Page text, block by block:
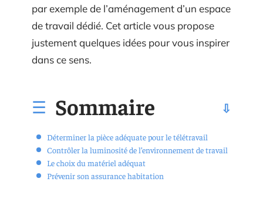
par exemple de l’aménagement d’un espace
de travail dédié. Cet article vous propose
justement quelques idées pour vous inspirer
dans ce sens.
Sommaire
Déterminer la pièce adéquate pour le télétravail
Contrôler la luminosité de l’environnement de travail
Le choix du matériel adéquat
Prévenir son assurance habitation